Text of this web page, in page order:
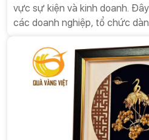
vực sự kiện và kinh doanh.
các doanh nghiệp, tổ chức
hội thảo, tọa đàm, hay các